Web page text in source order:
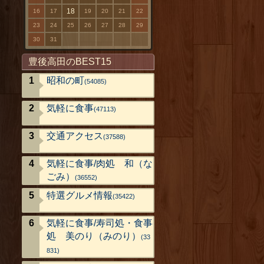
16 17 18 19 20 21 22
23 24 25 26 27 28 29
30 31
豊後高田のBEST15
昭和の町(54085)
気軽に食事(47113)
交通アクセス(37588)
気軽に食事/肉処 和（な
ごみ）
(36552)
特選グルメ情報(35422)
気軽に食事/寿司処・食事
処 美のり（みのり）
(33
831)